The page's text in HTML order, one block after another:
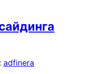
adfinera